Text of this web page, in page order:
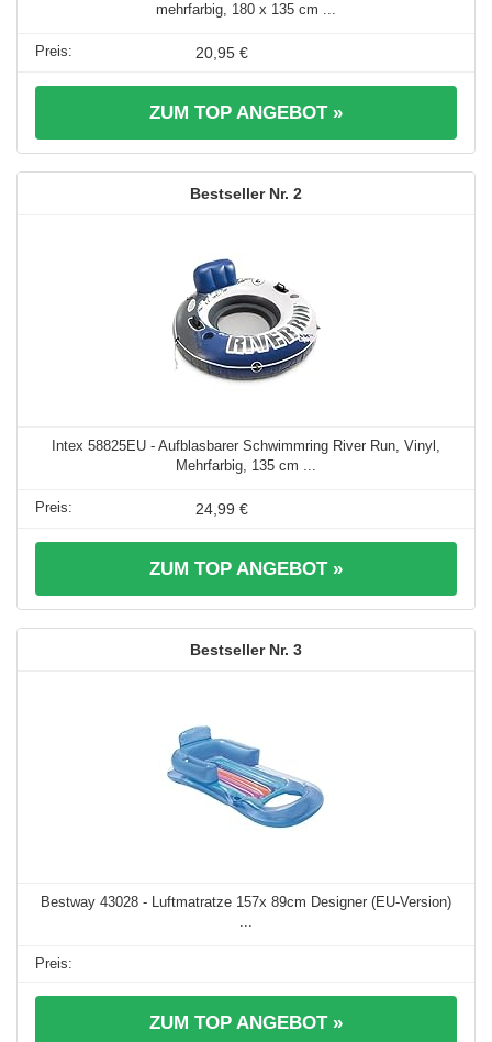
mehrfarbig, 180 x 135 cm ...
20,95 €
ZUM TOP ANGEBOT »
2
Intex 58825EU - Aufblasbarer Schwimmring River Run, Vinyl,
Mehrfarbig, 135 cm ...
24,99 €
ZUM TOP ANGEBOT »
3
Bestway 43028 - Luftmatratze 157x 89cm Designer (EU-Version)
...
ZUM TOP ANGEBOT »